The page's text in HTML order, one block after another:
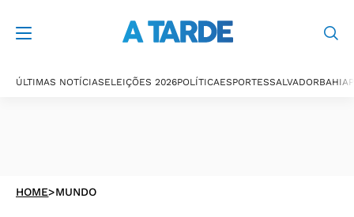
ÚLTIMAS NOTÍCIASELEIÇÕES 2026POLÍTICAESPORTESSALVADORBAHIA
HOME>MUNDO